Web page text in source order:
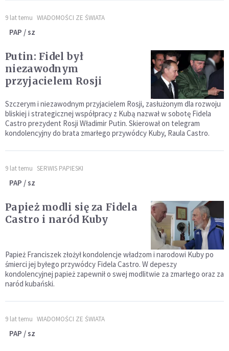
9 lat temu WIADOMOŚCI ZE ŚWIATA
PAP / sz
Putin: Fidel był
niezawodnym
przyjacielem Rosji
Szczerym i niezawodnym przyjacielem Rosji, zasłużonym dla rozwoju
bliskiej i strategicznej współpracy z Kubą nazwał w sobotę Fidela
Castro prezydent Rosji Władimir Putin. Skierował on telegram
kondolencyjny do brata zmarłego przywódcy Kuby, Raula Castro.
9 lat temu SERWIS PAPIESKI
PAP / sz
Papież modli się za Fidela
Castro i naród Kuby
Papież Franciszek złożył kondolencje władzom i narodowi Kuby po
śmierci jej byłego przywódcy Fidela Castro. W depeszy
kondolencyjnej papież zapewnił o swej modlitwie za zmarłego oraz za
naród kubański.
9 lat temu WIADOMOŚCI ZE ŚWIATA
PAP / sz